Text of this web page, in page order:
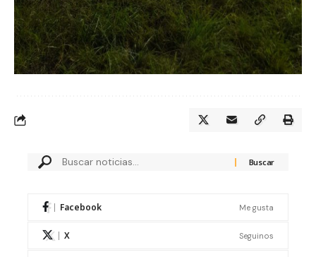
Facebook Me gusta
X Seguinos